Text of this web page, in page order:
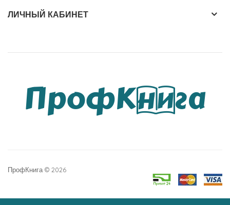
ЛИЧНЫЙ КАБИНЕТ
ПрофКнига © 2026